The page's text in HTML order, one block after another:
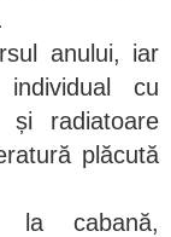
anului, iar
cu
și radiatoare
plăcută
la cabană,